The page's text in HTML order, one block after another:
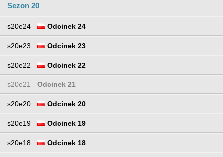
Sezon 20
s20e24 Odcinek 24
s20e23 Odcinek 23
s20e22 Odcinek 22
s20e21 Odcinek 21
s20e20 Odcinek 20
s20e19 Odcinek 19
s20e18 Odcinek 18